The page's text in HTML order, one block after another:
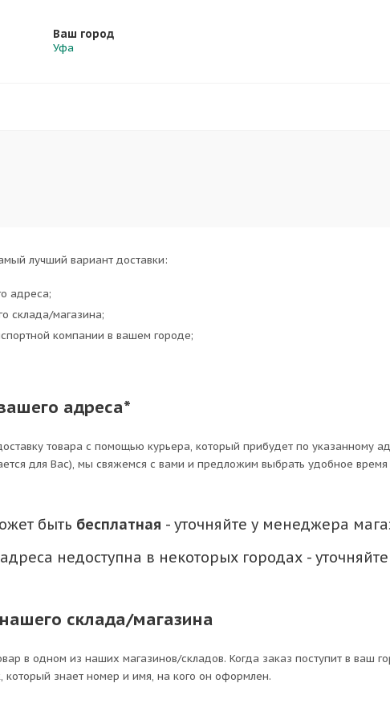
Ваш город
Уфа
лучший вариант доставки:
адреса;
склада/магазина;
компании в вашем городе;
адреса*
товара с помощью курьера, который прибудет по указанному
для Вас), мы свяжемся с вами и предложим выбрать удобное время
быть бесплатная - уточняйте у менеджера
недоступна в некоторых городах -
склада/магазина
в одном из наших магазинов/складов. Когда заказ поступит в ваш
который знает номер и имя, на кого он оформлен.